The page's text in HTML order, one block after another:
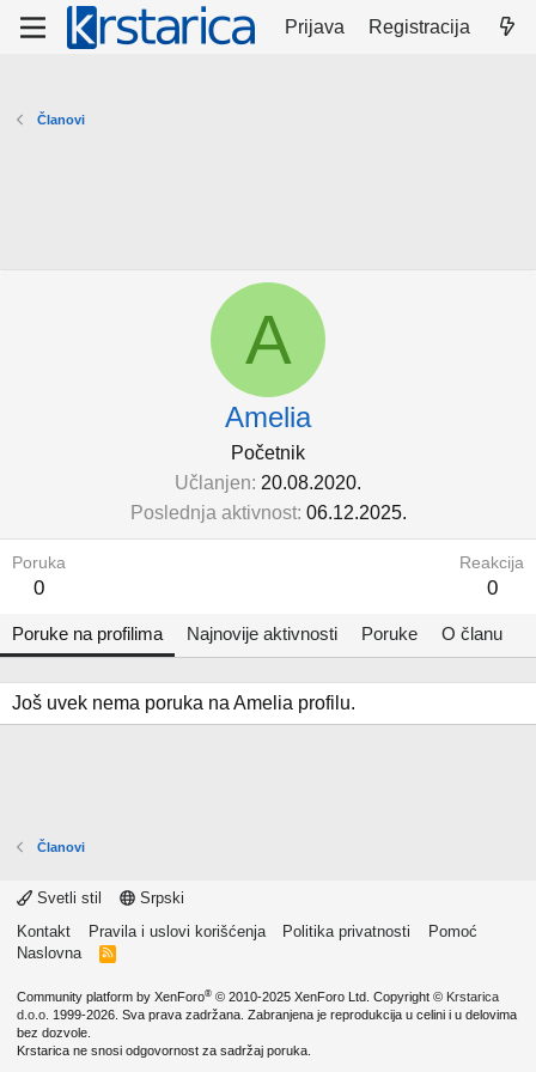
Prijava Registracija
Članovi
A
Amelia
Početnik
Učlanjen 20.08.2020.
Poslednja aktivnost 06.12.2025.
Poruka
0
Reakcija
0
Poruke na profilima Najnovije aktivnosti Poruke O članu
Još uvek nema poruka na Amelia profilu.
Članovi
Svetli stil
Srpski
Kontakt
Pravila i uslovi korišćenja Politika privatnosti
Pomoć
Naslovna
R
Community platform by XenForo® © 2010-2025 XenForo Ltd. Copyright © Krstarica
d.o.o. 1999-2026. Sva prava zadržana. Zabranjena je reprodukcija u celini i u delovima
bez dozvole.
Krstarica ne snosi odgovornost za sadržaj poruka.